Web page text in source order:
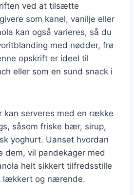
ved at tilsætte
som kanel, vanilje eller
kan også varieres, så du
med nødder, frø
opskrift er ideel til
eller som en sund snack i
kan serveres med en række
såsom friske bær, sirup,
yoghurt. Uanset hvordan
dem, vil pandekager med
helt sikkert tilfredsstille
lækkert og nærende.